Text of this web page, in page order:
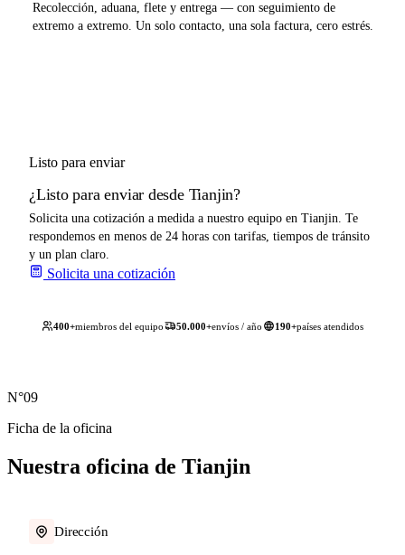
Recolección, aduana, flete y entrega — con seguimiento de
extremo a extremo. Un solo contacto, una sola factura, cero estrés.
Listo para enviar
¿Listo para enviar desde Tianjin?
Solicita una cotización a medida a nuestro equipo en Tianjin. Te
respondemos en menos de 24 horas con tarifas, tiempos de tránsito
y un plan claro.
Solicita una cotización
400+miembros del equipo 50.000+envíos / año 190+países atendidos
N°09
Ficha de la oficina
Nuestra oficina de Tianjin
Dirección